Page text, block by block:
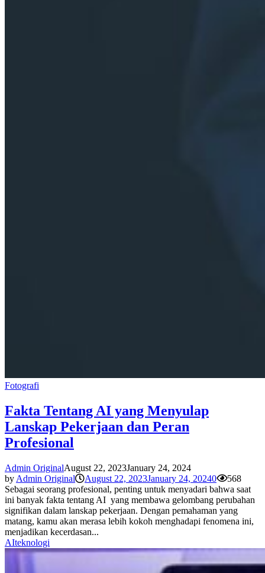
Fotografi
Fakta Tentang AI yang Menyulap
Lanskap Pekerjaan dan Peran
Profesional
Admin OriginalAugust 22, 2023January 24, 2024
by Admin Original August 22, 2023January 24, 20240
568
Sebagai seorang profesional, penting untuk menyadari bahwa saat
ini banyak fakta tentang AI yang membawa gelombang perubahan
signifikan dalam lanskap pekerjaan. Dengan pemahaman yang
matang, kamu akan merasa lebih kokoh menghadapi fenomena ini,
menjadikan kecerdasan...
AIteknologi